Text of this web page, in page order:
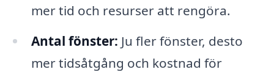
mer tid och resurser att rengöra.
Antal fönster: Ju fler fönster, desto
mer tidsåtgång och kostnad för